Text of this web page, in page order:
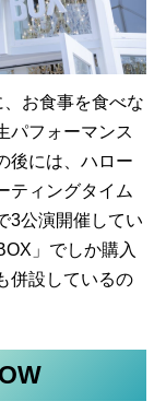
、お食事を食べな
パフォーマンス
後には、ハロー
ティングタイム
3公演開催してい
」でしか購入
併設しているの